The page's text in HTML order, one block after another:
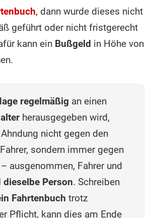
, dann wurde dieses nicht
geführt oder nicht fristgerecht
kann ein Bußgeld in Höhe von
regelmäßig an einen
herausgegeben wird,
nicht gegen den
sondern immer gegen
– ausgenommen, Fahrer und
dieselbe Person. Schreiben
Fahrtenbuch trotz
Pflicht, kann dies am Ende